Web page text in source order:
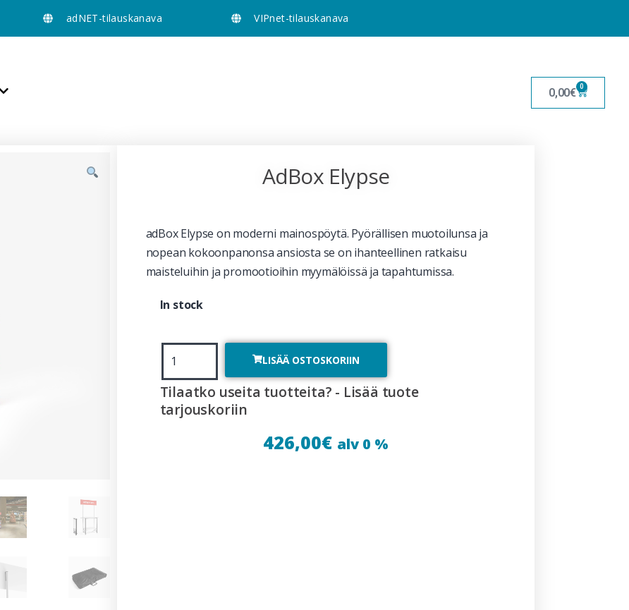
adNET-tilauskanava VIPnet-tilauskanava
0,00€ 0
AdBox Elypse
adBox Elypse on moderni mainospöytä. Pyörällisen muotoilunsa ja
nopean kokoonpanonsa ansiosta se on ihanteellinen ratkaisu
maisteluihin ja promootioihin myymälöissä ja tapahtumissa.
In stock
LISÄÄ OSTOSKORIIN
Tilaatko useita tuotteita? - Lisää tuote
tarjouskoriin
426,00€ alv 0 %